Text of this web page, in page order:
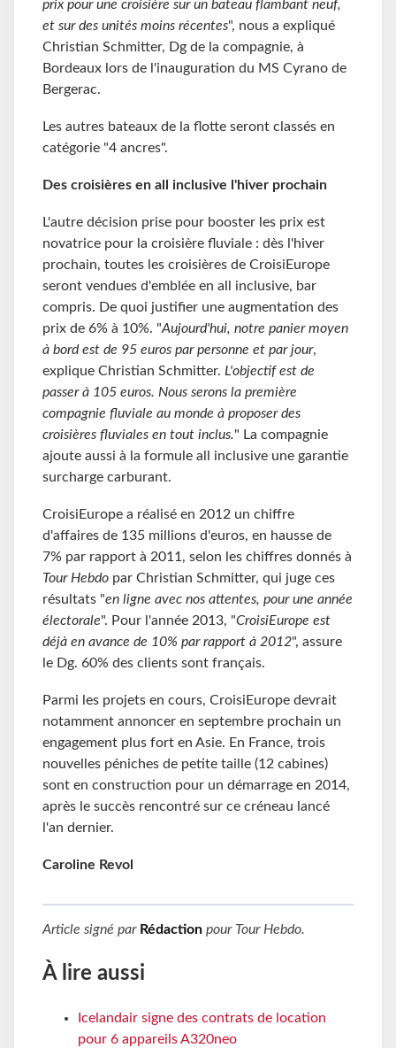
prix pour une croisière sur un bateau flambant neuf,
et sur des unités moins récentes", nous a expliqué
Christian Schmitter, Dg de la compagnie, à
Bordeaux lors de l'inauguration du MS Cyrano de
Bergerac.
Les autres bateaux de la flotte seront classés en
catégorie "4 ancres".
Des croisières en all inclusive l'hiver prochain
L'autre décision prise pour booster les prix est
novatrice pour la croisière fluviale : dès l'hiver
prochain, toutes les croisières de CroisiEurope
seront vendues d'emblée en all inclusive, bar
compris. De quoi justifier une augmentation des
prix de 6% à 10%. "Aujourd'hui, notre panier moyen
à bord est de 95 euros par personne et par jour,
explique Christian Schmitter. L'objectif est de
passer à 105 euros. Nous serons la première
compagnie fluviale au monde à proposer des
croisières fluviales en tout inclus." La compagnie
ajoute aussi à la formule all inclusive une garantie
surcharge carburant.
CroisiEurope a réalisé en 2012 un chiffre
d'affaires de 135 millions d'euros, en hausse de
7% par rapport à 2011, selon les chiffres donnés à
Tour Hebdo par Christian Schmitter, qui juge ces
résultats "en ligne avec nos attentes, pour une année
électorale". Pour l'année 2013, "CroisiEurope est
déjà en avance de 10% par rapport à 2012", assure
le Dg. 60% des clients sont français.
Parmi les projets en cours, CroisiEurope devrait
notamment annoncer en septembre prochain un
engagement plus fort en Asie. En France, trois
nouvelles péniches de petite taille (12 cabines)
sont en construction pour un démarrage en 2014,
après le succès rencontré sur ce créneau lancé
l'an dernier.
Caroline Revol
Article signé par Rédaction pour Tour Hebdo.
À lire aussi
Icelandair signe des contrats de location
pour 6 appareils A320neo